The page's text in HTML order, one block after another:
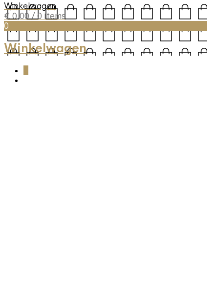
Winkelwagen
€ 0,00 / 0 items
0
Winkelwagen